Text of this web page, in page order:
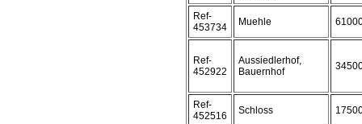
Ref-
453734
Muehle
Ref-
452922
Aussiedlerhof,
Bauernhof
Ref-
452516
Schloss